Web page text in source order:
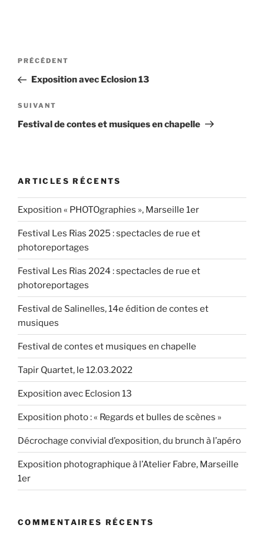
Navigation
l’article
Article
précédent
PRÉCÉDENT
Exposition avec Eclosion 13
Article
suivant
SUIVANT
Festival de contes et musiques en chapelle
ARTICLES RÉCENTS
Exposition « PHOTOgraphies », Marseille 1er
Festival Les Rias 2025 : spectacles de rue et
photoreportages
Festival Les Rias 2024 : spectacles de rue et
photoreportages
Festival de Salinelles, 14e édition de contes et
musiques
Festival de contes et musiques en chapelle
Tapir Quartet, le 12.03.2022
Exposition avec Eclosion 13
Exposition photo : « Regards et bulles de scènes »
Décrochage convivial d’exposition, du brunch à l’apéro
Exposition photographique à l’Atelier Fabre, Marseille
1er
COMMENTAIRES RÉCENTS